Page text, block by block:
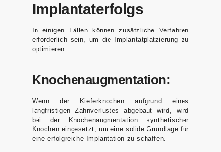
Implantaterfolgs
In einigen Fällen können zusätzliche Verfahren
erforderlich sein, um die Implantatplatzierung zu
optimieren:
Knochenaugmentation:
Wenn der Kieferknochen aufgrund eines
langfristigen Zahnverlustes abgebaut wird, wird
bei der Knochenaugmentation synthetischer
Knochen eingesetzt, um eine solide Grundlage für
eine erfolgreiche Implantation zu schaffen.